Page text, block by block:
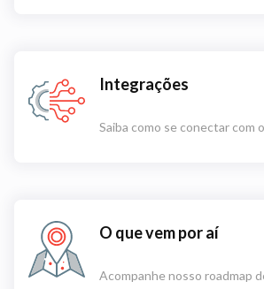
Integrações
Saiba como se conectar com
O que vem por aí
Acompanhe nosso roadmap